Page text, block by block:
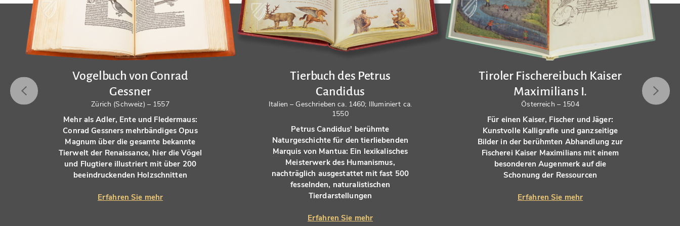
Vogelbuch von Conrad
Gessner
Zürich (Schweiz) – 1557
Mehr als Adler, Ente und Fledermaus:
Conrad Gessners mehrbändiges Opus
Magnum über die gesamte bekannte
Tierwelt der Renaissance, hier die Vögel
und Flugtiere illustriert mit über 200
beeindruckenden Holzschnitten
Erfahren Sie mehr
Tierbuch des Petrus
Candidus
Italien – Geschrieben ca. 1460; Illuminiert ca.
1550
Petrus Candidus' berühmte
Naturgeschichte für den tierliebenden
Marquis von Mantua: Ein lexikalisches
Meisterwerk des Humanismus,
nachträglich ausgestattet mit fast 500
fesselnden, naturalistischen
Tierdarstellungen
Erfahren Sie mehr
Tiroler Fischereibuch Kaiser
Maximilians I.
Österreich – 1504
Für einen Kaiser, Fischer und Jäger:
Kunstvolle Kalligrafie und ganzseitige
Bilder in der berühmten Abhandlung zur
Fischerei Kaiser Maximilians mit einem
besonderen Augenmerk auf die
Schonung der Ressourcen
Erfahren Sie mehr